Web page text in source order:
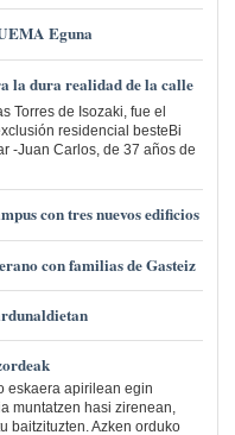
Eguna
la dura realidad de la calle
Torres de Isozaki, fue el
residencial besteBi
-Juan Carlos, de 37 años de
con tres nuevos edificios
con familias de Gasteiz
eskaera apirilean egin
muntatzen hasi zirenean,
baitzituzten. Azken orduko